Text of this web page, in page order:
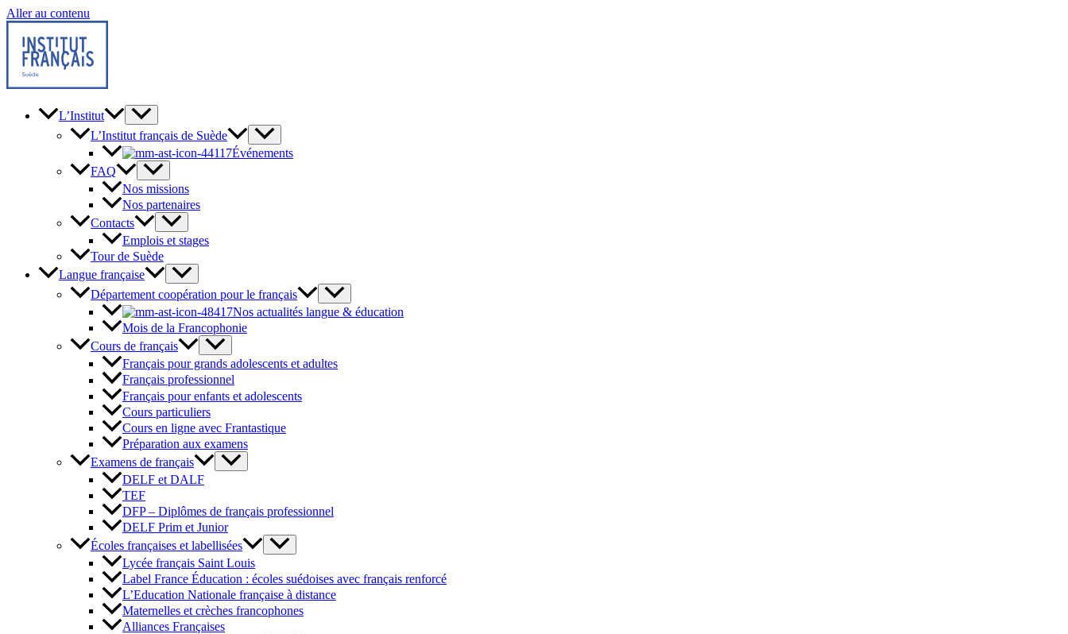
Aller au contenu
L’Institut
L’Institut français de Suède
Événements
FAQ
Nos missions
Nos partenaires
Contacts
Emplois et stages
Tour de Suède
Langue française
Département coopération pour le français
Nos actualités langue & éducation
Mois de la Francophonie
Cours de français
Français pour grands adolescents et adultes
Français professionnel
Français pour enfants et adolescents
Cours particuliers
Cours en ligne avec Frantastique
Préparation aux examens
Examens de français
DELF et DALF
TEF
DFP – Diplômes de français professionnel
DELF Prim et Junior
Écoles françaises et labellisées
Lycée français Saint Louis
Label France Éducation : écoles suédoises avec français renforcé
L’Education Nationale française à distance
Maternelles et crèches francophones
Alliances Françaises